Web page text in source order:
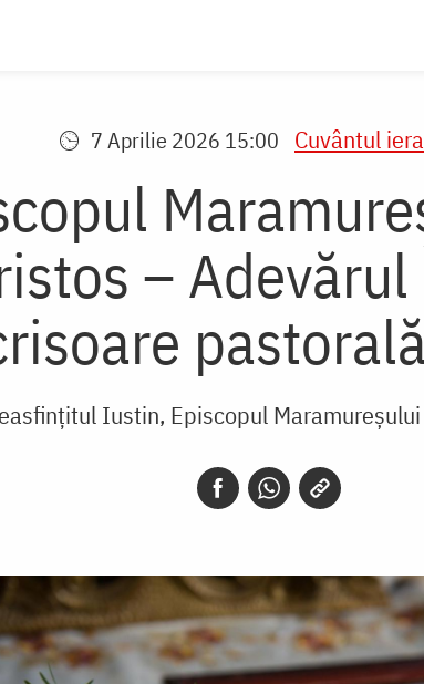
7 Aprilie 2026 15:00 Cuvântul
–
Iustin, Episcopul